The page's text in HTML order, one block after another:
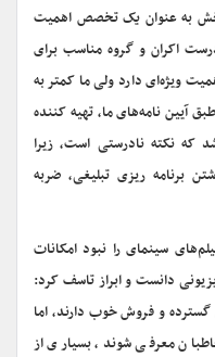
پخش به عنوان یک تخصص اهمیت
اکران و گروه مناسب برای
ویژه‌ای دارد ولی ما کمتر به
آیین نامه‌های ما، تهیه کننده
نکته نادرستی است، زیرا
برنامه ریزی تبلیغی، ضربه
سینمای را نبود امکانات
دانست و ابراز تاسف کرد:
گسترده و فروش خوب دارند، اما
معرفی شوند، بسیاری از